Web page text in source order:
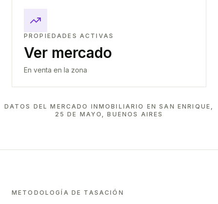
PROPIEDADES ACTIVAS
Ver mercado
En venta en la zona
DATOS DEL MERCADO INMOBILIARIO ENSAN ENRIQUE,
25 DE MAYO, BUENOS AIRES
METODOLOGÍA DE TASACIÓN